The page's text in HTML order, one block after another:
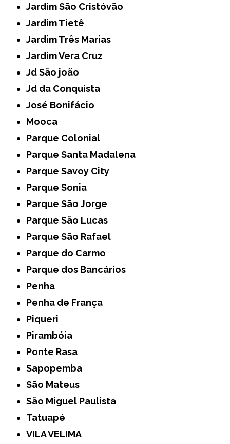
Jardim São Cristóvão
Jardim Tietê
Jardim Três Marias
Jardim Vera Cruz
Jd São joão
Jd da Conquista
José Bonifácio
Mooca
Parque Colonial
Parque Santa Madalena
Parque Savoy City
Parque Sonia
Parque São Jorge
Parque São Lucas
Parque São Rafael
Parque do Carmo
Parque dos Bancários
Penha
Penha de França
Piqueri
Pirambóia
Ponte Rasa
Sapopemba
São Mateus
São Miguel Paulista
Tatuapé
VILA VELIMA